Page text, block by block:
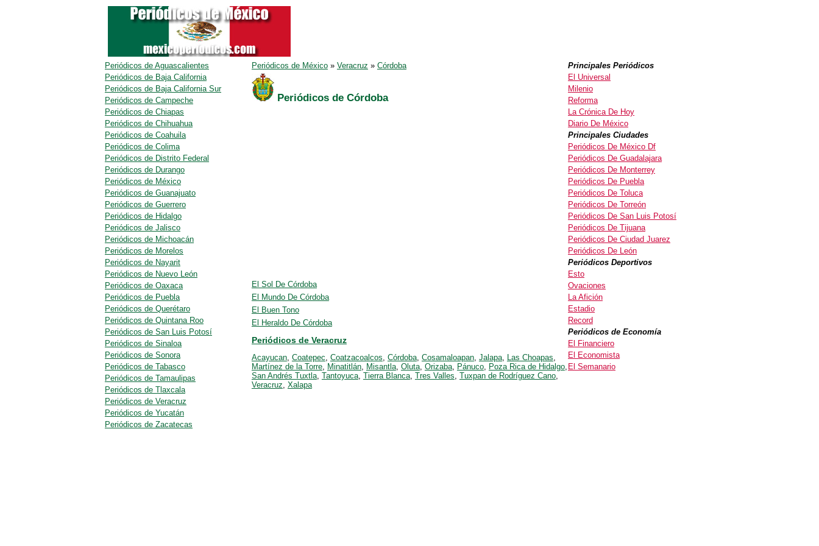
Periódicos de México» Veracruz » Córdoba
Periódicos de Córdoba
El Sol De Córdoba
El Mundo De Córdoba
El Buen Tono
El Heraldo De Córdoba
Periódicos de Veracruz
Acayucan, Coatepec, Coatzacoalcos, Córdoba, Cosamaloapan, Jalapa, Las Choapas,
Martínez de la Torre, Minatitlán, Misantla, Oluta, Orizaba, Pánuco, Poza Rica de Hidalgo,
San Andrés Tuxtla, Tantoyuca, Tierra Blanca, Tres Valles, Tuxpan de Rodríguez Cano,
Veracruz, Xalapa
Periódicos de Aguascalientes
Periódicos de Baja California
Periódicos de Baja California Sur
Periódicos de Campeche
Periódicos de Chiapas
Periódicos de Chihuahua
Periódicos de Coahuila
Periódicos de Colima
Periódicos de Distrito Federal
Periódicos de Durango
Periódicos de México
Periódicos de Guanajuato
Periódicos de Guerrero
Periódicos de Hidalgo
Periódicos de Jalisco
Periódicos de Michoacán
Periódicos de Morelos
Periódicos de Nayarit
Periódicos de Nuevo León
Periódicos de Oaxaca
Periódicos de Puebla
Periódicos de Querétaro
Periódicos de Quintana Roo
Periódicos de San Luis Potosí
Periódicos de Sinaloa
Periódicos de Sonora
Periódicos de Tabasco
Periódicos de Tamaulipas
Periódicos de Tlaxcala
Periódicos de Veracruz
Periódicos de Yucatán
Periódicos de Zacatecas
Principales Periódicos
El Universal
Milenio
Reforma
La Crónica De Hoy
Diario De México
Principales Ciudades
Periódicos De México Df
Periódicos De Guadalajara
Periódicos De Monterrey
Periódicos De Puebla
Periódicos De Toluca
Periódicos De Torreón
Periódicos De San Luis Potosí
Periódicos De Tijuana
Periódicos De Ciudad Juarez
Periódicos De León
Periódicos Deportivos
Esto
Ovaciones
La Afición
Estadio
Record
Periódicos de Economía
El Financiero
El Economista
El Semanario